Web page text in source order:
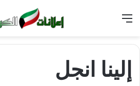
إلينا انجل